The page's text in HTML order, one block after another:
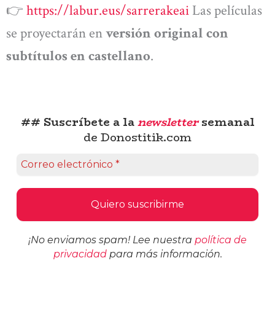
👉 https://labur.eus/sarrerakeai Las películas
se proyectarán enversión original con
subtítulos en castellano.
## Suscríbete a lanewslettersemanal
de Donostitik.com
¡No enviamos spam! Lee nuestra política de
privacidadpara más información.